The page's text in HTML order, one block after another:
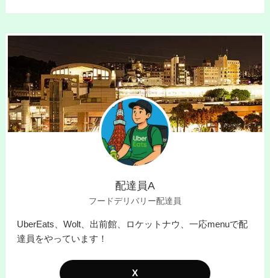
配達員A
フードデリバリー配達員
UberEats、Wolt、出前館、ロケットナウ、一応menuで配
達員をやっています！
X